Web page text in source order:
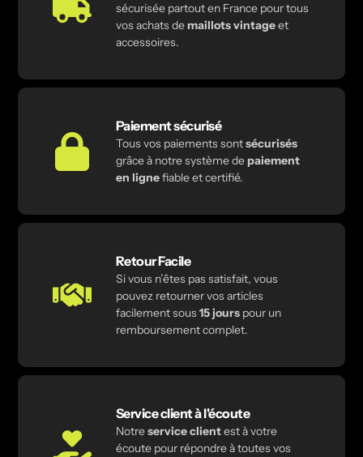
sécurisée partout en France pour tous
vos achats demaillots vintageet
accessoires.
Paiement sécurisé
Tous vos paiements sontsécurisés
grâce à notre système depaiement
en lignefiable et certifié.
Retour Facile
Si vous n’êtes pas satisfait, vous
pouvez retourner vos articles
facilement sous15 jourspour un
remboursement complet.
Service client à l'écoute
Notreservice clientest à votre
écoute pour répondre à toutes vos